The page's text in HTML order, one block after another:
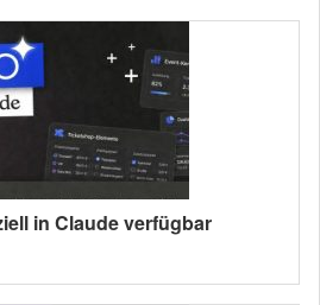
in Claude verfügbar